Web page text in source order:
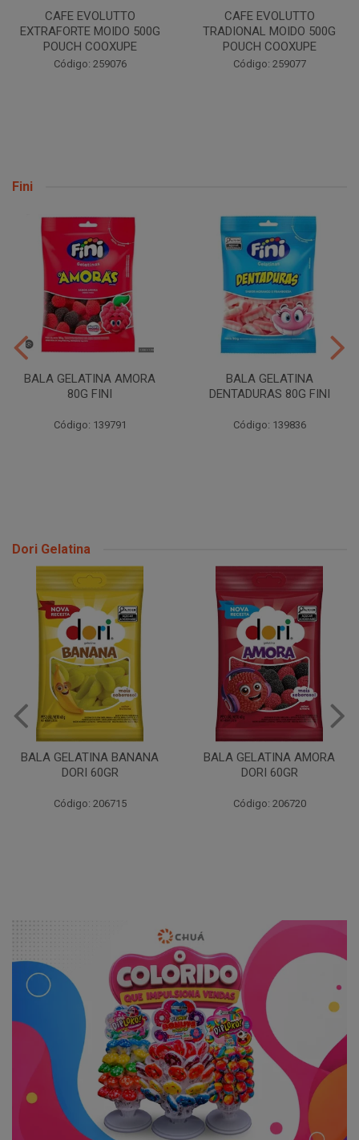
CAFE EVOLUTTO
EXTRAFORTE MOIDO 500G
POUCH COOXUPE
Código: 259076
CAFE EVOLUTTO
TRADIONAL MOIDO 500G
POUCH COOXUPE
Código: 259077
Fini
BALA GELATINA AMORA
80G FINI
Código: 139791
BALA GELATINA
DENTADURAS 80G FINI
Código: 139836
Dori Gelatina
BALA GELATINA BANANA
DORI 60GR
Código: 206715
BALA GELATINA AMORA
DORI 60GR
Código: 206720